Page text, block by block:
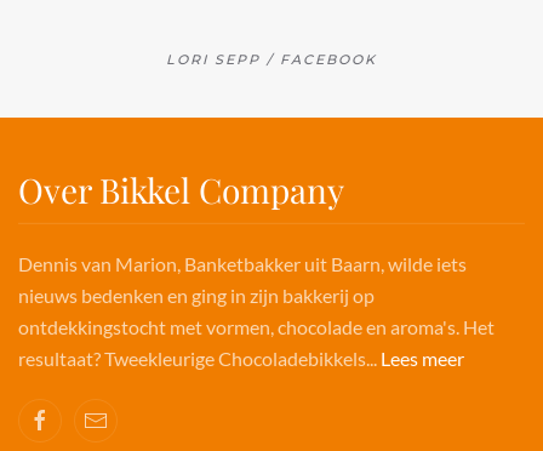
LORI SEPP / FACEBOOK
Over Bikkel Company
Dennis van Marion, Banketbakker uit Baarn, wilde iets
nieuws bedenken en ging in zijn bakkerij op
ontdekkingstocht met vormen, chocolade en aroma's. Het
resultaat? Tweekleurige Chocoladebikkels... Lees meer